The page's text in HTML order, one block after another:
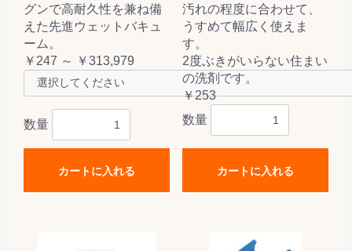
グンで高耐久性を兼ね備
えた先進ウェットバキュ
ーム。
￥247 ～ ￥313,979
数量
カートに入れる
汚れの程度に合わせて、
うすめて幅広く使えま
す。
2度ぶきがいらない住まい
の洗剤です。
￥253
数量
カートに入れる